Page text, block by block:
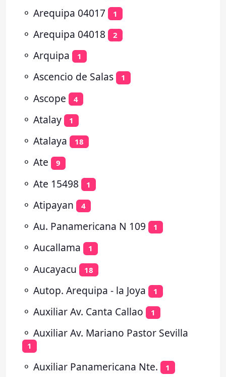
⚬ Arequipa 04017 1
⚬ Arequipa 04018 2
⚬ Arquipa 1
⚬ Ascencio de Salas 1
⚬ Ascope 4
⚬ Atalay 1
⚬ Atalaya 18
⚬ Ate 9
⚬ Ate 15498 1
⚬ Atipayan 4
⚬ Au. Panamericana N 109 1
⚬ Aucallama 1
⚬ Aucayacu 18
⚬ Autop. Arequipa - la Joya 1
⚬ Auxiliar Av. Canta Callao 1
⚬ Auxiliar Av. Mariano Pastor Sevilla
1
⚬ Auxiliar Panamericana Nte. 1